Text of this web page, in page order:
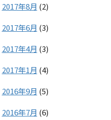
2017年8月 (2)
2017年6月 (3)
2017年4月 (3)
2017年1月 (4)
2016年9月 (5)
2016年7月 (6)